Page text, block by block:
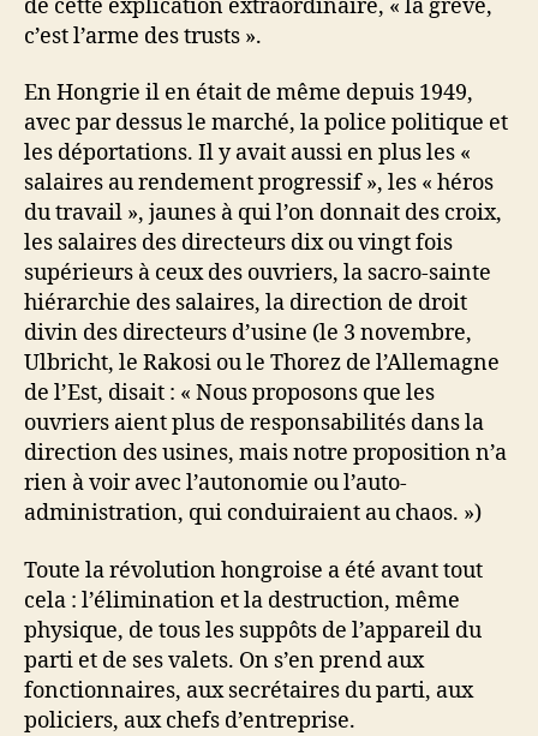
de cette explication extraordinaire, « la grève,
c’est l’arme des trusts ».
En Hongrie il en était de même depuis 1949,
avec par dessus le marché, la police politique et
les déportations. Il y avait aussi en plus les «
salaires au rendement progressif », les « héros
du travail », jaunes à qui l’on donnait des croix,
les salaires des directeurs dix ou vingt fois
supérieurs à ceux des ouvriers, la sacro-sainte
hiérarchie des salaires, la direction de droit
divin des directeurs d’usine (le 3 novembre,
Ulbricht, le Rakosi ou le Thorez de l’Allemagne
de l’Est, disait : « Nous proposons que les
ouvriers aient plus de responsabilités dans la
direction des usines, mais notre proposition n’a
rien à voir avec l’autonomie ou l’auto-
administration, qui conduiraient au chaos. »)
Toute la révolution hongroise a été avant tout
cela : l’élimination et la destruction, même
physique, de tous les suppôts de l’appareil du
parti et de ses valets. On s’en prend aux
fonctionnaires, aux secrétaires du parti, aux
policiers, aux chefs d’entreprise.